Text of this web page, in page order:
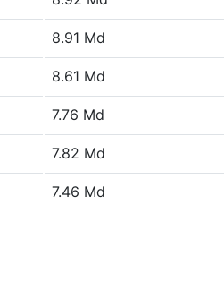
8.91 Md
8.61 Md
7.76 Md
7.82 Md
7.46 Md